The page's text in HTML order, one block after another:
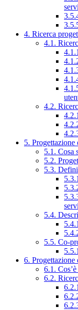
4. Ricerca
4.1.
4.2.
5. Progettazione
5.1. Cosa
5.2.
5.3.
5.4.
5.5. Co-
6. Progettazione
6.1.
6.2.